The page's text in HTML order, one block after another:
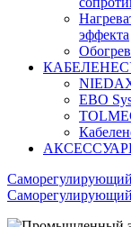
эффекта
EBO